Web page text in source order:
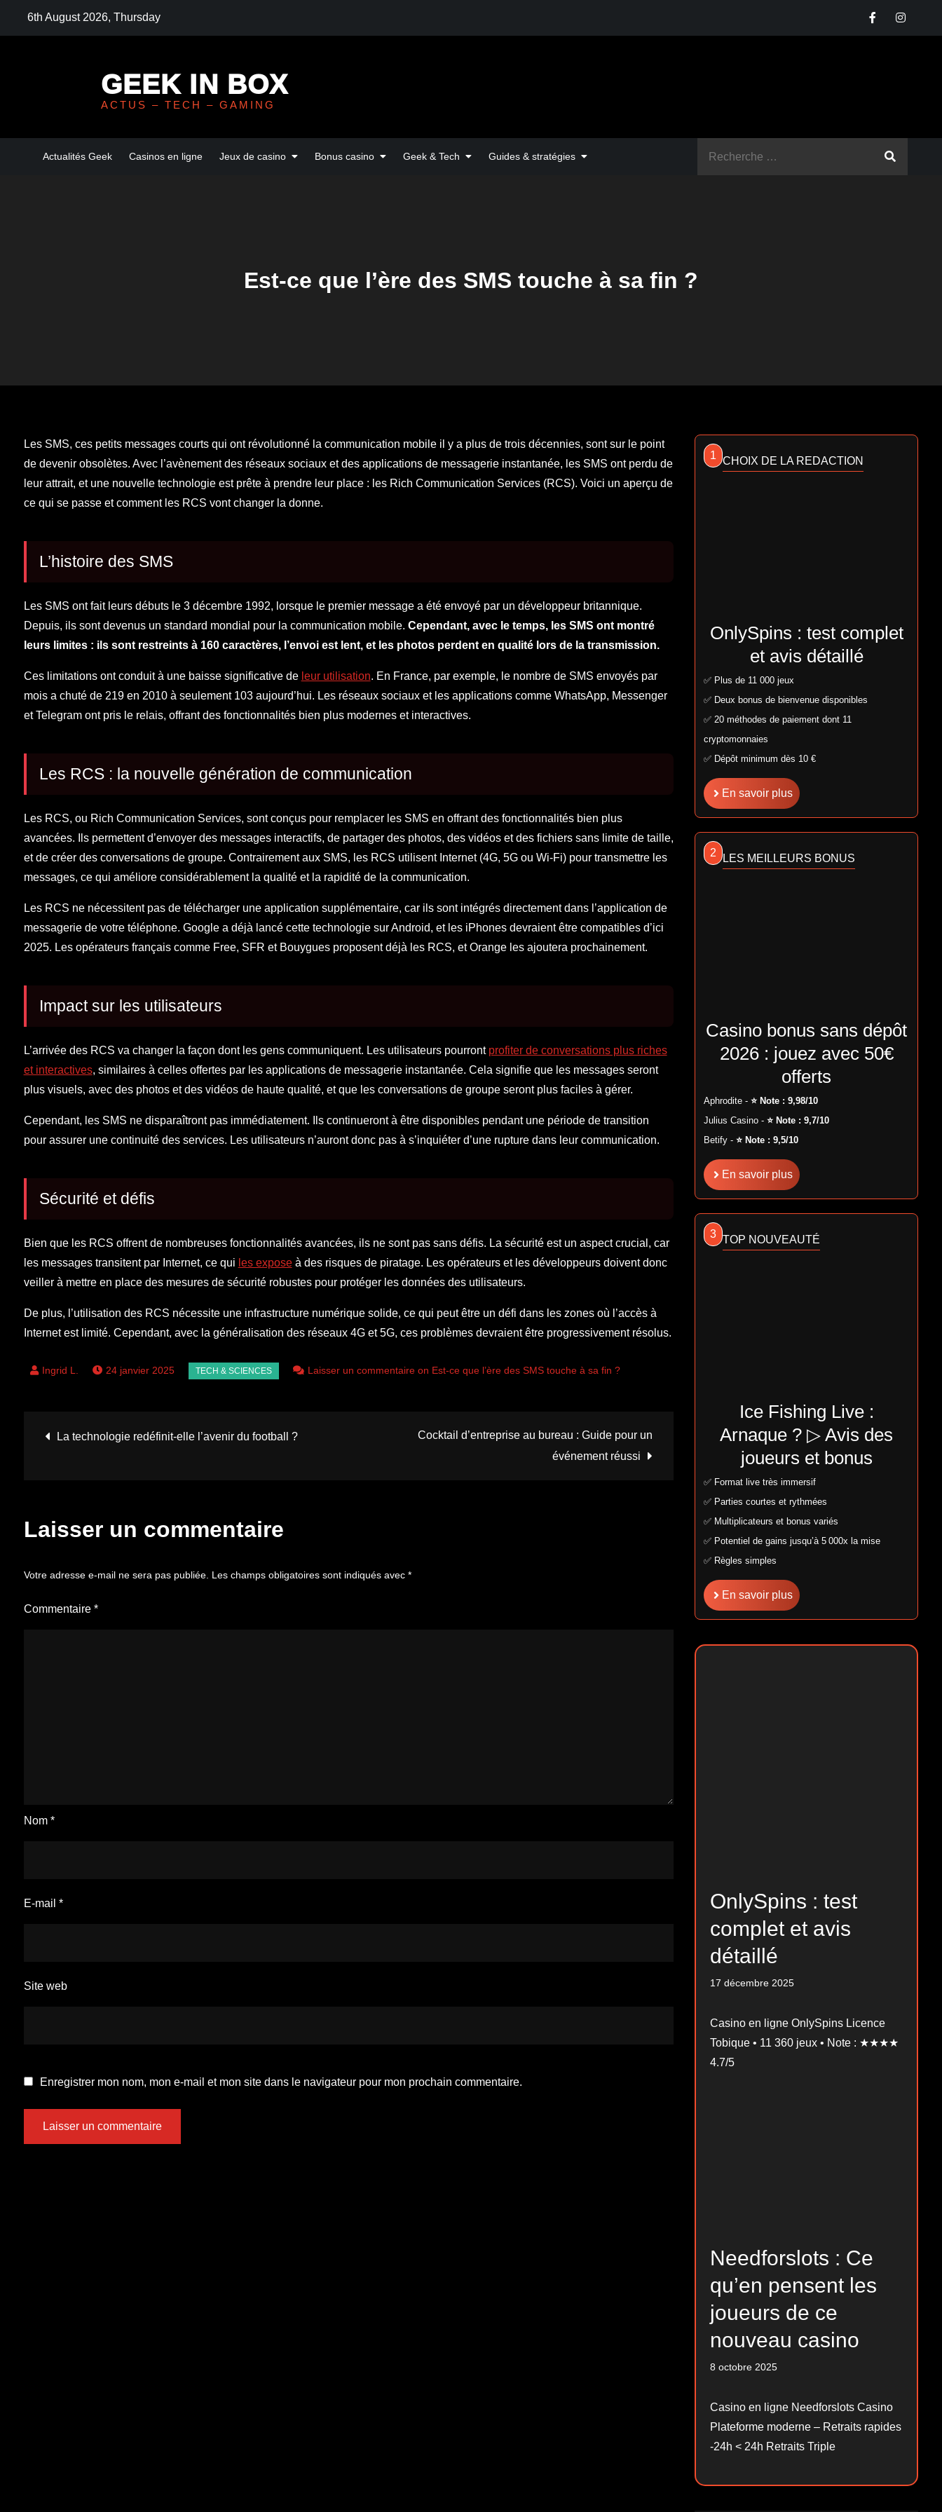
6th August 2026, Thursday
GEEK IN BOX
ACTUS – TECH – GAMING
Actualités Geek Casinos en ligne Jeux de casino Bonus casino Geek & Tech Guides & stratégies
Est-ce que l’ère des SMS touche à sa fin ?
Les SMS, ces petits messages courts qui ont révolutionné la communication mobile il y a plus de trois décennies, sont sur le point
de devenir obsolètes. Avec l’avènement des réseaux sociaux et des applications de messagerie instantanée, les SMS ont perdu de
leur attrait, et une nouvelle technologie est prête à prendre leur place : les Rich Communication Services (RCS). Voici un aperçu de
ce qui se passe et comment les RCS vont changer la donne.
L’histoire des SMS
Les SMS ont fait leurs débuts le 3 décembre 1992, lorsque le premier message a été envoyé par un développeur britannique.
Depuis, ils sont devenus un standard mondial pour la communication mobile. Cependant, avec le temps, les SMS ont montré
leurs limites : ils sont restreints à 160 caractères, l’envoi est lent, et les photos perdent en qualité lors de la transmission.
Ces limitations ont conduit à une baisse significative de leur utilisation. En France, par exemple, le nombre de SMS envoyés par
mois a chuté de 219 en 2010 à seulement 103 aujourd’hui. Les réseaux sociaux et les applications comme WhatsApp, Messenger
et Telegram ont pris le relais, offrant des fonctionnalités bien plus modernes et interactives.
Les RCS : la nouvelle génération de communication
Les RCS, ou Rich Communication Services, sont conçus pour remplacer les SMS en offrant des fonctionnalités bien plus
avancées. Ils permettent d’envoyer des messages interactifs, de partager des photos, des vidéos et des fichiers sans limite de taille,
et de créer des conversations de groupe. Contrairement aux SMS, les RCS utilisent Internet (4G, 5G ou Wi-Fi) pour transmettre les
messages, ce qui améliore considérablement la qualité et la rapidité de la communication.
Les RCS ne nécessitent pas de télécharger une application supplémentaire, car ils sont intégrés directement dans l’application de
messagerie de votre téléphone. Google a déjà lancé cette technologie sur Android, et les iPhones devraient être compatibles d’ici
2025. Les opérateurs français comme Free, SFR et Bouygues proposent déjà les RCS, et Orange les ajoutera prochainement.
Impact sur les utilisateurs
L’arrivée des RCS va changer la façon dont les gens communiquent. Les utilisateurs pourront profiter de conversations plus riches
et interactives, similaires à celles offertes par les applications de messagerie instantanée. Cela signifie que les messages seront
plus visuels, avec des photos et des vidéos de haute qualité, et que les conversations de groupe seront plus faciles à gérer.
Cependant, les SMS ne disparaîtront pas immédiatement. Ils continueront à être disponibles pendant une période de transition
pour assurer une continuité des services. Les utilisateurs n’auront donc pas à s’inquiéter d’une rupture dans leur communication.
Sécurité et défis
Bien que les RCS offrent de nombreuses fonctionnalités avancées, ils ne sont pas sans défis. La sécurité est un aspect crucial, car
les messages transitent par Internet, ce qui les exposeà des risques de piratage. Les opérateurs et les développeurs doivent donc
veiller à mettre en place des mesures de sécurité robustes pour protéger les données des utilisateurs.
De plus, l’utilisation des RCS nécessite une infrastructure numérique solide, ce qui peut être un défi dans les zones où l’accès à
Internet est limité. Cependant, avec la généralisation des réseaux 4G et 5G, ces problèmes devraient être progressivement résolus.
24 janvier 2025 Laisser un commentaire on Est-ce que l’ère des SMS touche à sa fin ?
Navigation
l’article
La technologie redéfinit-elle l’avenir du football ?
Cocktail d’entreprise au bureau : Guide pour un
événement réussi
Laisser un commentaire
Votre adresse e-mail ne sera pas publiée. Les champs obligatoires sont indiqués avec *
Commentaire *
Nom *
E-mail *
Site web
Enregistrer mon nom, mon e-mail et mon site dans le navigateur pour mon prochain commentaire.
1 CHOIX DE LA REDACTION
OnlySpins : test complet
et avis détaillé
✅ Plus de 11 000 jeux
✅ Deux bonus de bienvenue disponibles
✅ 20 méthodes de paiement dont 11
cryptomonnaies
✅ Dépôt minimum dès 10 €
En savoir plus
2 LES MEILLEURS BONUS
Casino bonus sans dépôt
2026 : jouez avec 50€
offerts
Aphrodite -⭐ Note : 9,98/10
Julius Casino -⭐ Note : 9,7/10
Betify -⭐ Note : 9,5/10
En savoir plus
3 TOP NOUVEAUTÉ
Ice Fishing Live :
Arnaque ? ▷ Avis des
joueurs et bonus
✅ Format live très immersif
✅ Parties courtes et rythmées
✅ Multiplicateurs et bonus variés
✅ Potentiel de gains jusqu’à 5 000x la mise
✅ Règles simples
En savoir plus
OnlySpins : test
complet et avis
détaillé
17 décembre 2025
Casino en ligne OnlySpins Licence
Tobique • 11 360 jeux • Note : ★★★★
4.7/5
Needforslots : Ce
qu’en pensent les
joueurs de ce
nouveau casino
8 octobre 2025
Casino en ligne Needforslots Casino
Plateforme moderne – Retraits rapides
-24h < 24h Retraits Triple